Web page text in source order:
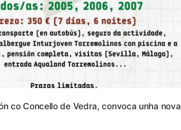
co Concello de Vedra, convoca unha nova